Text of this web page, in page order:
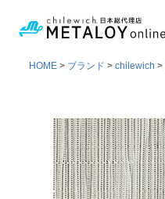
HOME ブランド chilewich